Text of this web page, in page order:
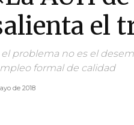
el
problema no es el
formal de calidad
de 2018